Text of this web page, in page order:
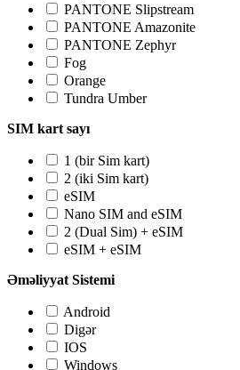
PANTONE Slipstream
PANTONE Amazonite
PANTONE Zephyr
Fog
Orange
Tundra Umber
SIM kart sayı
1 (bir Sim kart)
2 (iki Sim kart)
eSIM
Nano SIM and eSIM
2 (Dual Sim) + eSIM
eSIM + eSIM
Əməliyyat Sistemi
Android
Digər
IOS
Windows